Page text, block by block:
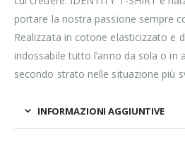
portare la nostra passione sempre
Realizzata in cotone elasticizzato e
indossabile tutto l’anno da sola o in
secondo strato nelle situazione più
INFORMAZIONI AGGIUNTIVE